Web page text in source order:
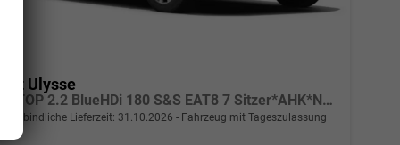
Fiat Ulysse
L2 TOP 2.2 BlueHDi 180 S&S EAT8 7 Sitzer*AHK*Navi*SHZ*Kamera*Keyless*Klimaauto*ACC
unverbindliche Lieferzeit: 31.10.2026 Fahrzeug mit Tageszulassung